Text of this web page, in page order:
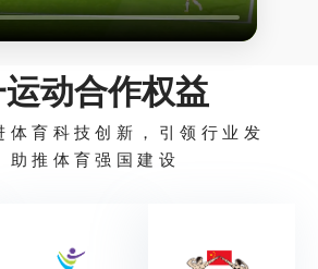
动合作权益
体育科技创新，引领行业发
助推体育强国建设